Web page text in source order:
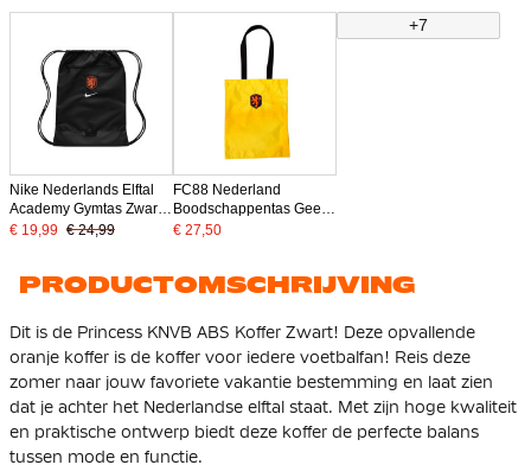
Nike Nederlands Elftal
Academy Gymtas Zwart
Oranje Wit
€ 19,99 € 24,99
FC88 Nederland
Boodschappentas Geel
Oranje Zwart
€ 27,50
+7
PRODUCTOMSCHRIJVING
Dit is de Princess KNVB ABS Koffer Zwart! Deze opvallende
oranje koffer is de koffer voor iedere voetbalfan! Reis deze
zomer naar jouw favoriete vakantie bestemming en laat zien
dat je achter het Nederlandse elftal staat. Met zijn hoge kwaliteit
en praktische ontwerp biedt deze koffer de perfecte balans
tussen mode en functie.